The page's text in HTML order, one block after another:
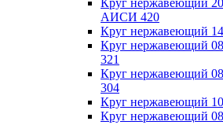
Круг нержавеющий
АИСИ 420
Круг нержавеющий
Круг нержавеющий
321
Круг нержавеющий
304
Круг нержавеющий
Круг нержавеющий